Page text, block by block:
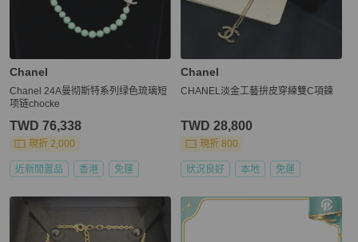
Chanel
Chanel 24A曼彻斯特系列绿色琉璃短
项链chocke
TWD 76,338
現折 2,000
近新閒置品 香港 免運
Chanel
CHANEL淡金工藝拚皮穿練雙C項鍊
TWD 28,800
現折 800
狀況良好 本地 免運